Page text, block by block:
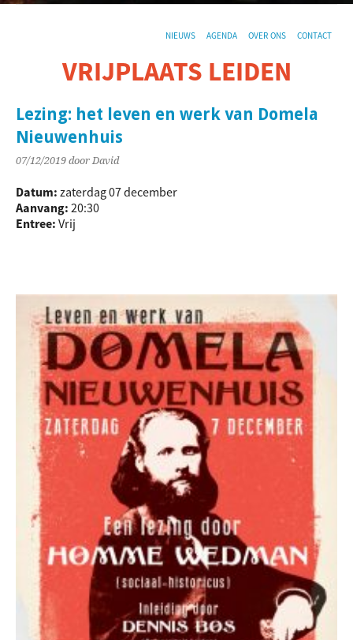
NIEUWS AGENDA OVER ONS CONTACT
VRIJPLAATS LEIDEN
Lezing: het leven en werk van Domela
Nieuwenhuis
07/12/2019 door David
Datum: zaterdag 07 december
Aanvang: 20:30
Entree: Vrij